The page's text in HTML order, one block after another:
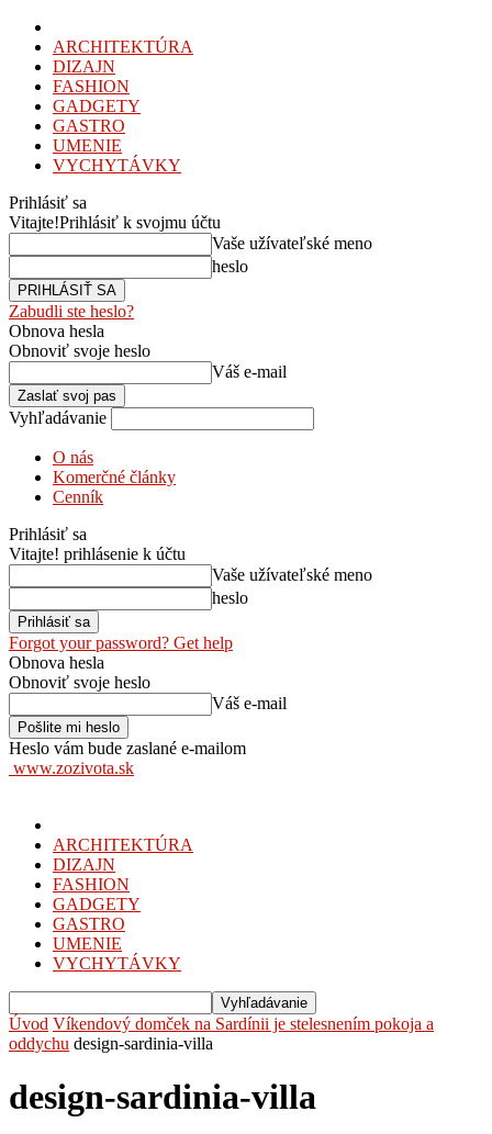
ARCHITEKTÚRA
DIZAJN
FASHION
GADGETY
GASTRO
UMENIE
VYCHYTÁVKY
Prihlásiť sa
Vitajte!Prihlásiť k svojmu účtu
Vaše užívateľské meno
heslo
Zabudli ste heslo?
Obnova hesla
Obnoviť svoje heslo
Váš e-mail
Vyhľadávanie
O nás
Komerčné články
Cenník
Prihlásiť sa
Vitajte! prihlásenie k účtu
Vaše užívateľské meno
heslo
Forgot your password? Get help
Obnova hesla
Obnoviť svoje heslo
Váš e-mail
Heslo vám bude zaslané e-mailom
www.zozivota.sk
ARCHITEKTÚRA
DIZAJN
FASHION
GADGETY
GASTRO
UMENIE
VYCHYTÁVKY
Úvod Víkendový domček na Sardínii je stelesnením pokoja a
oddychu design-sardinia-villa
design-sardinia-villa